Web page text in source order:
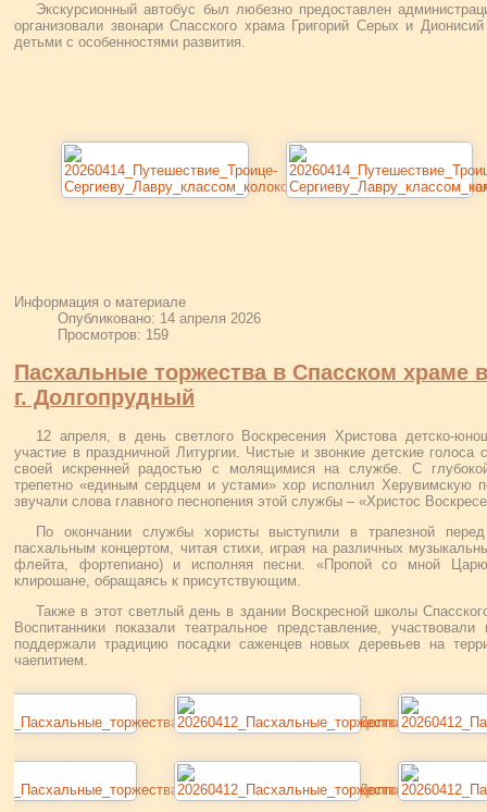
Экскурсионный автобус был любезно предоставлен
организовали звонари Спасского храма Григорий Серых и
детьми с особенностями развития.
Информация о материале
Опубликовано: 14 апреля 2026
Просмотров: 159
Пасхальные торжества в Спасском храме
г. Долгопрудный
12 апреля, в день светлого Воскресения Христова детско-
участие в праздничной Литургии. Чистые и звонкие детские
своей искренней радостью с молящимися на службе. С
трепетно «единым сердцем и устами» хор исполнил Херувимскую
звучали слова главного песнопения этой службы – «Христос
По окончании службы хористы выступили в трапезной
пасхальным концертом, читая стихи, играя на различных
флейта, фортепиано) и исполняя песни. «Пропой со мной
клирошане, обращаясь к присутствующим.
Также в этот светлый день в здании Воскресной школы
Воспитанники показали театральное представление,
поддержали традицию посадки саженцев новых деревьев на
чаепитием.